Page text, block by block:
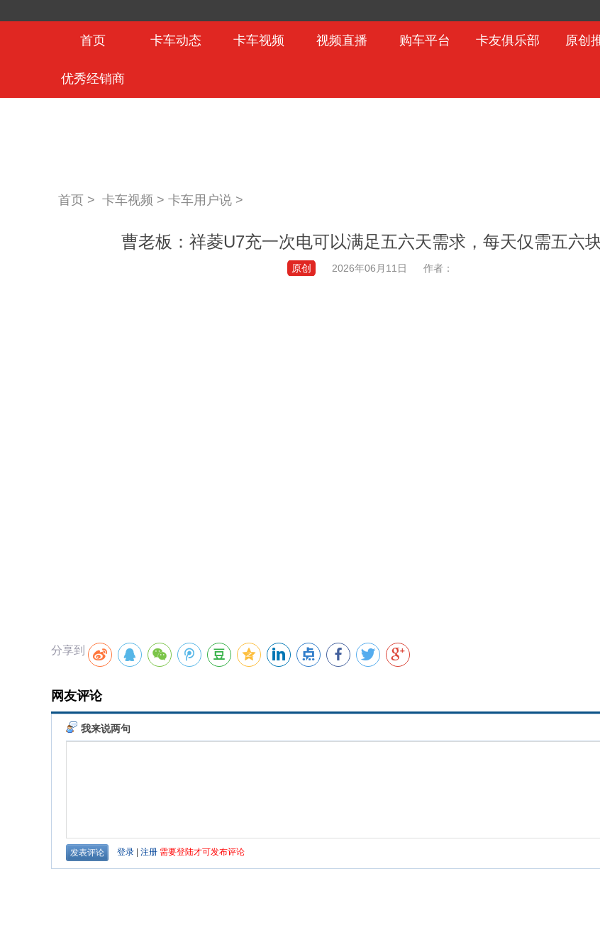
首页 卡车动态 卡车视频 视频直播 购车平台 卡友俱乐部 原创
优秀经销商
首页 > 卡车视频 > 卡车用户说 >
曹老板：祥菱U7充一次电可以满足五六天需求，每天仅需五六
原创 2026年06月11日 作者：
分享到
网友评论